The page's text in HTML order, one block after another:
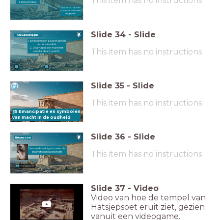
2. Rekenmiddel
Je kunt producten
in waarde met elkaar
vergelijken
Ontwikkeling geld
1. Eerst gewogen zilveren staven
als betaalmiddel
2. Daarna pas een munt met
een standaard gewicht
Slide 34 - Slide
This item has no instructions
§5 Emancipatie en symbolen
van macht in de oudheid
Slide 35 - Slide
This item has no instructions
Hatsjepsoet
Een van de weinige vrouwen die
in Egypte geregeerd heeft
Hatsjepsoet
Slide 36 - Slide
This item has no instructions
Slide 37 - Video
Video van hoe de tempel van
Hatsjepsoet eruit ziet, gezien
vanuit een videogame.